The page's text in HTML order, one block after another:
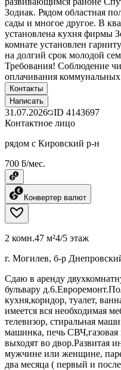
Зодиак. Рядом областная
сады и многое другое. В
установлена кухня фирмы
комнате установлен
на долгий срок молодой
Требования! Соблюдение
оплачивания
Контакты
Написать
31.07.2026 ID 4143697
Контактное лицо
рядом с Кировский р-н
700 ƃ/мес.
Конвертер валют
2 комн.47 м²4/5 этаж
г. Могилев, б-р
Сдаю в аренду
бульвару
кухня,коридор, туалет,
имеется вся необходимая
телевизор, стиральная
машинка, печь
выходят во двор.Развитая
мужчине или женщине,
два месяца ( первый и